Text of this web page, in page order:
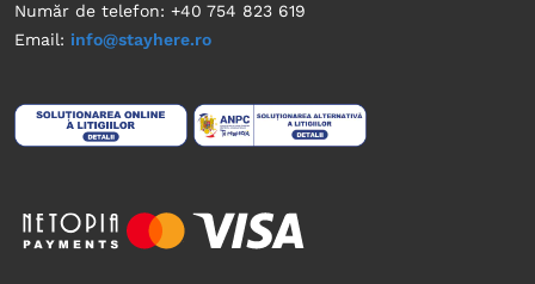
Număr de telefon: +40 754 823 619
Email: info@stayhere.ro